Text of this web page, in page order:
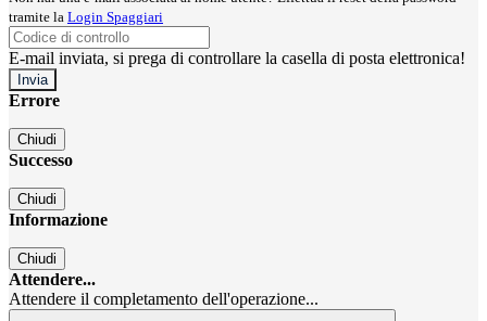
tramite la Login Spaggiari
E-mail inviata, si prega di controllare la casella di posta elettronica!
Errore
Chiudi
Successo
Chiudi
Informazione
Chiudi
Attendere...
Attendere il completamento dell'operazione...